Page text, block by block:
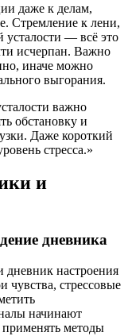
даже к делам,
Стремление к лени,
усталости — всё это
исчерпан. Важно
иначе можно
выгорания.
важно
обстановку и
Даже короткий
стресса.»
и
дневника
настроения
чувства, стрессовые
начинают
применять методы